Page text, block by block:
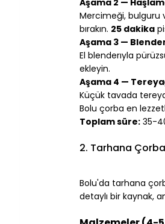
Mercimeği, bulguru
bırakın. 25 dakika
Aşama 3 —
El blenderıyla
ekleyin.
Aşama 4 —
Küçük tavada
Bolu çorba en
Toplam süre: 35-
2. Tarhana
Bolu'da tarhana
detaylı bir kaynak,